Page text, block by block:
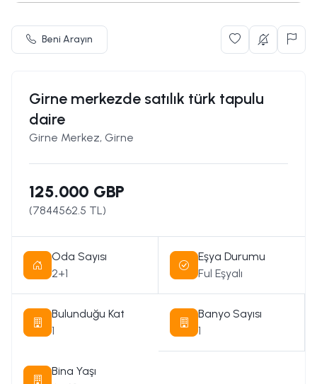
Beni Arayın
Girne merkezde satılık türk tapulu
daire
Girne Merkez, Girne
125.000 GBP
(7844562.5 TL)
Oda Sayısı
2+1
Eşya Durumu
Ful Eşyalı
Bulunduğu Kat
1
Banyo Sayısı
1
Bina Yaşı